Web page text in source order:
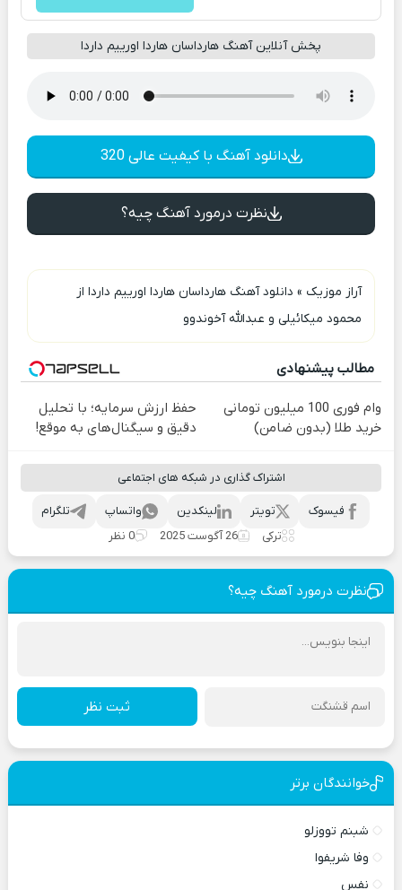
پخش آنلاین آهنگ هارداسان هاردا اورییم داردا
دانلود آهنگ با کیفیت عالی 320
نظرت درمورد آهنگ چیه؟
آراز موزیک » دانلود آهنگ هارداسان هاردا اورییم داردا از
محمود میکائیلی و عبدالله آخوندوو
مطالب پیشنهادی
وام فوری 100 میلیون تومانی
خرید طلا (بدون ضامن)
حفظ ارزش سرمایه؛ با تحلیل
دقیق و سیگنال‌های به موقع!
اشتراک گذاری در شبکه های اجتماعی
تلگرام واتساپ لینکدین تویتر
فیسوک
ترکی
26 آگوست 2025 0 نظر
نظرت درمورد آهنگ چیه؟
ثبت نظر
خوانندگان برتر
شبنم تووزلو
وفا شریفوا
نفس